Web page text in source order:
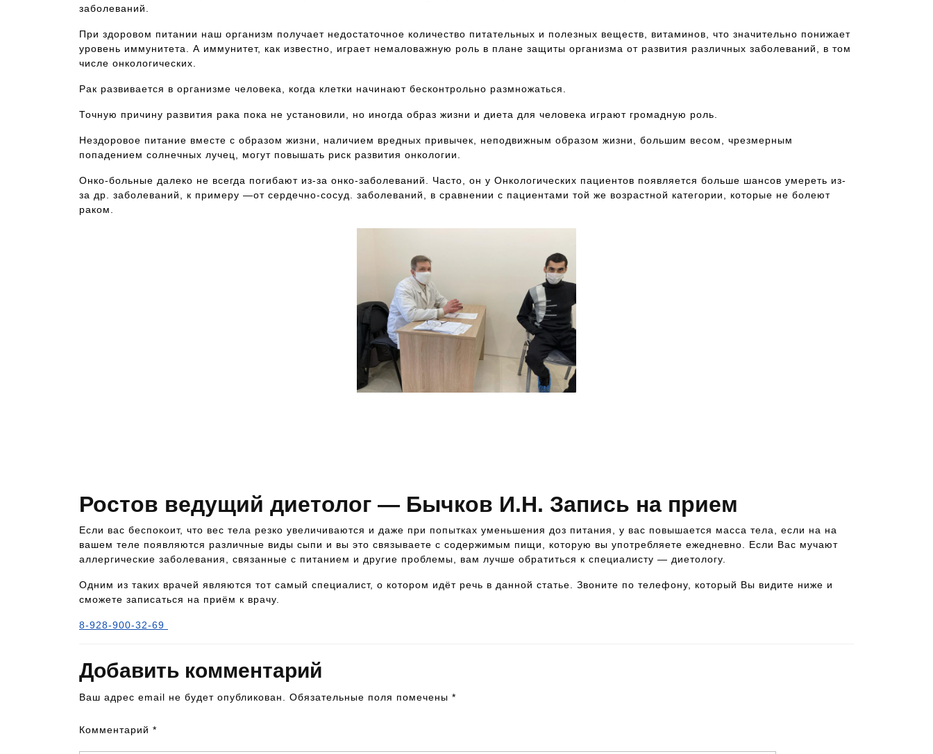
заболеваний.
При здоровом питании наш организм получает недостаточное количество питательных и полезных веществ, витаминов, что значительно понижает
уровень иммунитета. А иммунитет, как известно, играет немаловажную роль в плане защиты организма от развития различных заболеваний, в том
числе онкологических.
Рак развивается в организме человека, когда клетки начинают бесконтрольно размножаться.
Точную причину развития рака пока не установили, но иногда образ жизни и диета для человека играют громадную роль.
Нездоровое питание вместе с образом жизни, наличием вредных привычек, неподвижным образом жизни, большим весом, чрезмерным
попадением солнечных лучец, могут повышать риск развития онкологии.
Онко-больные далеко не всегда погибают из-за онко-заболеваний. Часто, он у Онкологических пациентов появляется больше шансов умереть из-
за др. заболеваний, к примеру —от сердечно-сосуд. заболеваний, в сравнении с пациентами той же возрастной категории, которые не болеют
раком.
Ростов ведущий диетолог — Бычков И.Н. Запись на прием
Если вас беспокоит, что вес тела резко увеличиваются и даже при попытках уменьшения доз питания, у вас повышается масса тела, если на на
вашем теле появляются различные виды сыпи и вы это связываете с содержимым пищи, которую вы употребляете ежедневно. Если Вас мучают
аллергические заболевания, связанные с питанием и другие проблемы, вам лучше обратиться к специалисту — диетологу.
Одним из таких врачей являются тот самый специалист, о котором идёт речь в данной статье. Звоните по телефону, который Вы видите ниже и
сможете записаться на приём к врачу.
8-928-900-32-69
Добавить комментарий
Ваш адрес email не будет опубликован. Обязательные поля помечены *
Комментарий *